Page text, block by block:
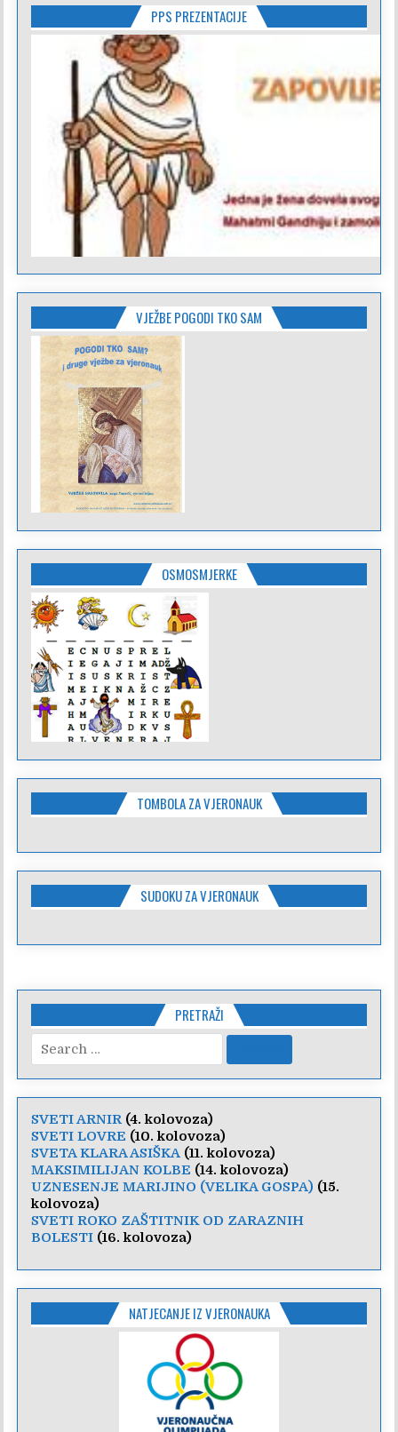
PPS PREZENTACIJE
VJEŽBE POGODI TKO SAM
OSMOSMJERKE
TOMBOLA ZA VJERONAUK
SUDOKU ZA VJERONAUK
PRETRAŽI
Search
for:
SVETI ARNIR(4. kolovoza)
SVETI LOVRE (10. kolovoza)
SVETA KLARA ASIŠKA (11. kolovoza)
MAKSIMILIJAN KOLBE (14. kolovoza)
UZNESENJE MARIJINO (VELIKA GOSPA) (15.
kolovoza)
SVETI ROKO ZAŠTITNIK OD ZARAZNIH
BOLESTI (16. kolovoza)
NATJECANJE IZ VJERONAUKA